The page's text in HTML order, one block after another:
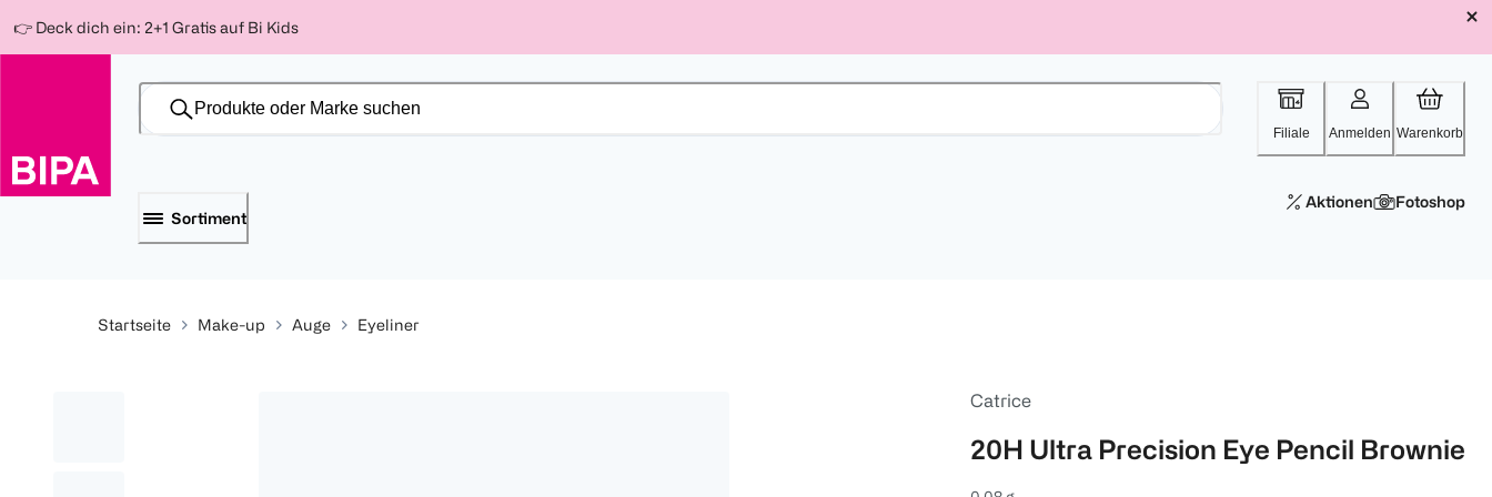
-10%
Für
150 Ös
-15%
Für
300 Ös
-20%
Für
500 Ös
zum
👉 Deck dich ein: 2+1 Gratis auf Bi Kids
Filiale Anmelden Warenkorb
Sortiment
Aktionen Fotoshop
Startseite Make-up Auge Eyeliner
Catrice
20H Ultra Precision Eye Pencil Brownie